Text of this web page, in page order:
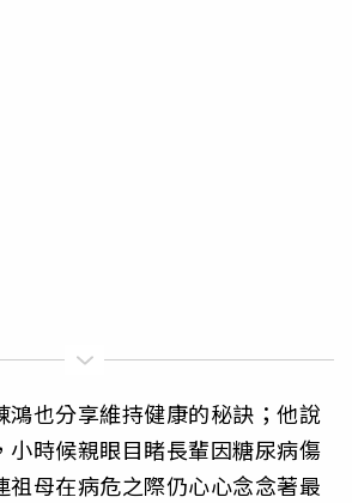
鴻也分享維持健康的秘訣；他說
小時候親眼目睹長輩因糖尿病傷
祖母在病危之際仍心心念念著最